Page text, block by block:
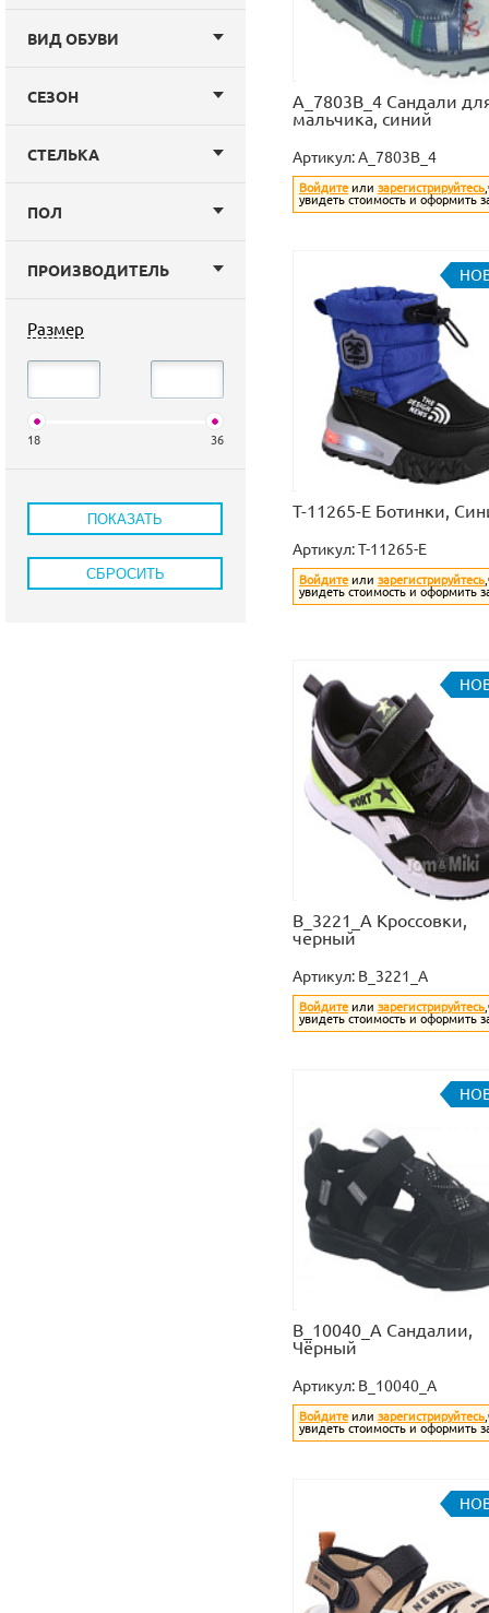
ВИД ОБУВИ
СЕЗОН
СТЕЛЬКА
ПОЛ
ПРОИЗВОДИТЕЛЬ
Размер
18 36
A_7803B_4 Сандали
мальчика, синий
Артикул:A_7803B_4
Войдите или зарегистрируйтесь
увидеть стоимость и оформить
T-11265-E Ботинки,
Артикул:T-11265-E
Войдите или зарегистрируйтесь
увидеть стоимость и оформить
B_3221_A Кроссовки,
черный
Артикул: B_3221_A
Войдите или зарегистрируйтесь
увидеть стоимость и оформить
B_10040_A Сандалии,
Чёрный
Артикул: B_10040_A
Войдите или зарегистрируйтесь
увидеть стоимость и оформить